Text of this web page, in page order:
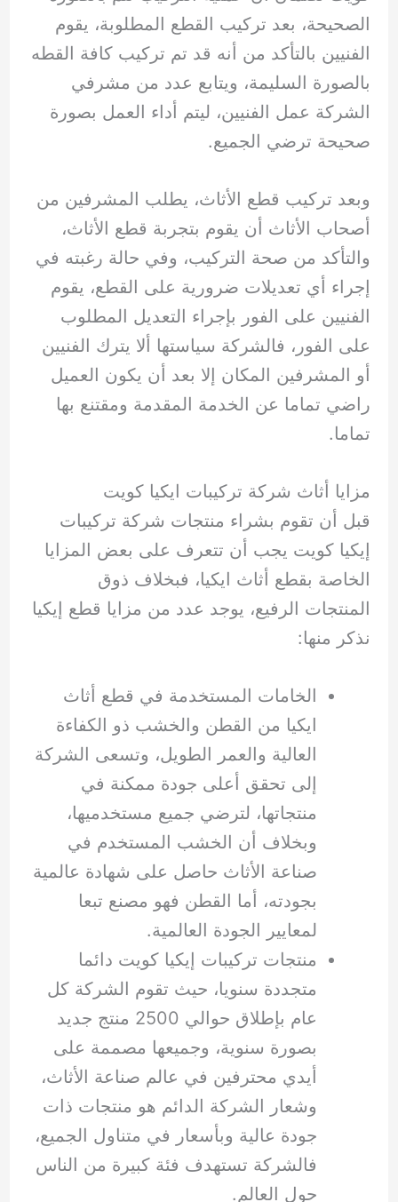
الصحيحة، بعد تركيب القطع المطلوبة، يقوم
الفنيين بالتأكد من أنه قد تم تركيب كافة القطه
بالصورة السليمة، ويتابع عدد من مشرفي
الشركة عمل الفنيين، ليتم أداء العمل بصورة
صحيحة ترضي الجميع.
وبعد تركيب قطع الأثاث، يطلب المشرفين من
أصحاب الأثاث أن يقوم بتجربة قطع الأثاث،
والتأكد من صحة التركيب، وفي حالة رغبته في
إجراء أي تعديلات ضرورية على القطع، يقوم
الفنيين على الفور بإجراء التعديل المطلوب
على الفور، فالشركة سياستها ألا يترك الفنيين
أو المشرفين المكان إلا بعد أن يكون العميل
راضي تماما عن الخدمة المقدمة ومقتنع بها
تماما.
مزايا أثاث شركة تركيبات ايكيا كويت
قبل أن تقوم بشراء منتجات شركة تركيبات
إيكيا كويت يجب أن تتعرف على بعض المزايا
الخاصة بقطع أثاث ايكيا، فبخلاف ذوق
المنتجات الرفيع، يوجد عدد من مزايا قطع إيكيا
نذكر منها:
الخامات المستخدمة في قطع أثاث
ايكيا من القطن والخشب ذو الكفاءة
العالية والعمر الطويل، وتسعى الشركة
إلى تحقق أعلى جودة ممكنة في
منتجاتها، لترضي جميع مستخدميها،
وبخلاف أن الخشب المستخدم في
صناعة الأثاث حاصل على شهادة عالمية
بجودته، أما القطن فهو مصنع تبعا
لمعايير الجودة العالمية.
منتجات تركيبات إيكيا كويت دائما
متجددة سنويا، حيث تقوم الشركة كل
عام بإطلاق حوالي 2500 منتج جديد
بصورة سنوية، وجميعها مصممة على
أيدي محترفين في عالم صناعة الأثاث،
وشعار الشركة الدائم هو منتجات ذات
جودة عالية وبأسعار في متناول الجميع،
فالشركة تستهدف فئة كبيرة من الناس
حول العالم.